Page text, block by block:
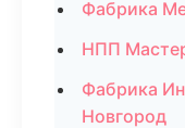
Фабрика
НПП
Фабрика
Новгород